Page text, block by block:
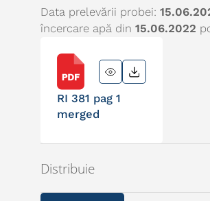
Data prelevării probei:
încercare apă din 15.06.2022
RI 381 pag 1
merged
Distribuie